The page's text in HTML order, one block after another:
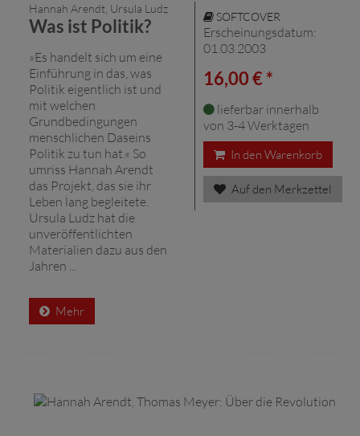
Hannah Arendt, Ursula Ludz
Was ist Politik?
»Es handelt sich um eine
Einführung in das, was
Politik eigentlich ist und
mit welchen
Grundbedingungen
menschlichen Daseins
Politik zu tun hat.« So
umriss Hannah Arendt
das Projekt, das sie ihr
Leben lang begleitete.
Ursula Ludz hat die
unveröffentlichten
Materialien dazu aus den
Jahren ...
Mehr
SOFTCOVER
Erscheinungsdatum:
01.03.2003
16,00 € *
lieferbar innerhalb
von 3-4 Werktagen
In den Warenkorb
Auf den Merkzettel